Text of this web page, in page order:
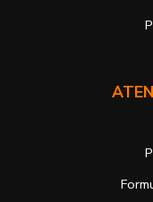
Si desea ampliar
nuestra empresa,